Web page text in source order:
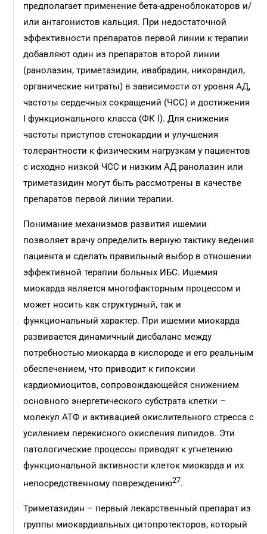
предполагает применение бета-адреноблокаторов и/
или антагонистов кальция. При недостаточной
эффективности препаратов первой линии к терапии
добавляют один из препаратов второй линии
(ранолазин, триметазидин, ивабрадин, никорандил,
органические нитраты) в зависимости от уровня АД,
частоты сердечных сокращений (ЧСС) и достижения
I функционального класса (ФК I). Для снижения
частоты приступов стенокардии и улучшения
толерантности к физическим нагрузкам у пациентов
с исходно низкой ЧСС и низким АД ранолазин или
триметазидин могут быть рассмотрены в качестве
препаратов первой линии терапии.
Понимание механизмов развития ишемии
позволяет врачу определить верную тактику ведения
пациента и сделать правильный выбор в отношении
эффективной терапии больных ИБС. Ишемия
миокарда является многофакторным процессом и
может носить как структурный, так и
функциональный характер. При ишемии миокарда
развивается динамичный дисбаланс между
потребностью миокарда в кислороде и его реальным
обеспечением, что приводит к гипоксии
кардиомиоцитов, сопровождающейся снижением
основного энергетического субстрата клетки –
молекул АТФ и активацией окислительного стресса с
усилением перекисного окисления липидов. Эти
патологические процессы приводят к угнетению
функциональной активности клеток миокарда и их
непосредственному повреждению27.
Триметазидин – первый лекарственный препарат из
группы миокардиальных цитопротекторов, который